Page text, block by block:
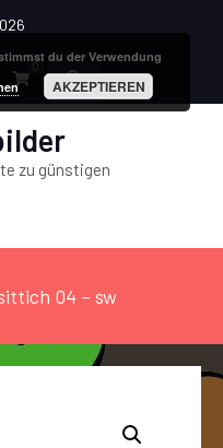
0
zu günstigen
04 – sw
du der Verwendung
AKZEPTIEREN